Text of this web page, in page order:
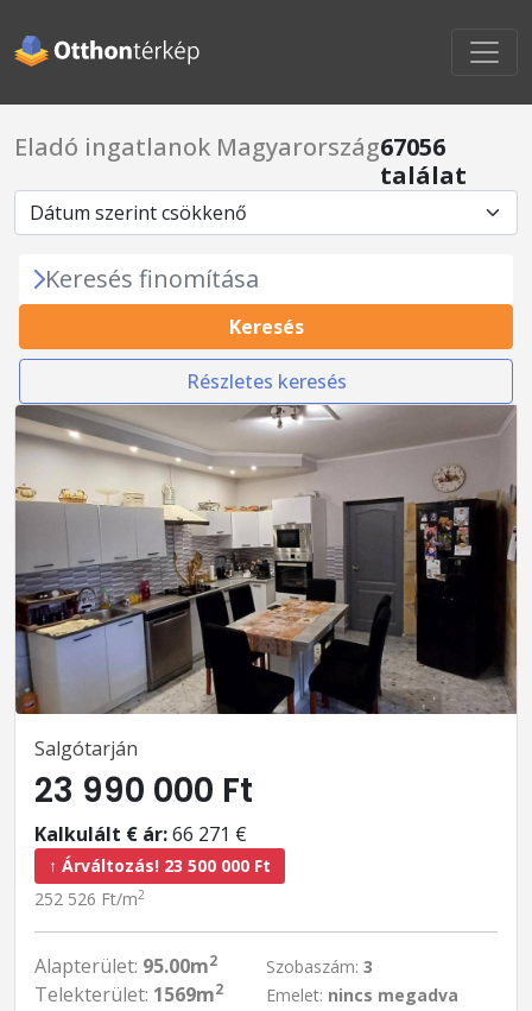
Eladó ingatlanok Magyarország67056
találat
Keresés finomítása
Keresés
Részletes keresés
Salgótarján
23 990 000 Ft
Kalkulált € ár:66 271 €
↑ Árváltozás! 23 500 000 Ft
252 526 Ft/m2
Alapterület: 95.00m2
Telekterület: 1569m2
Szobaszám: 3
Emelet: nincs megadva